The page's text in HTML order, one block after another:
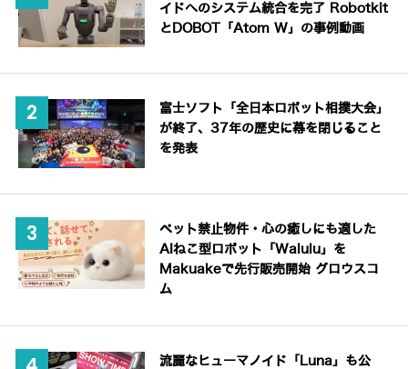
イドへのシステム統合を完了 Robotkit
とDOBOT「Atom W」の事例動画
富士ソフト「全日本ロボット相撲大会」
が終了、37年の歴史に幕を閉じること
を発表
ペット禁止物件・心の癒しにも適した
AIねこ型ロボット「Walulu」を
Makuakeで先行販売開始 グロウスコ
ム
流麗なヒューマノイド「Luna」も公